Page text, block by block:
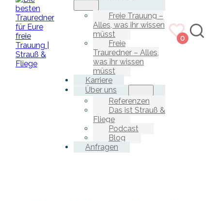
Freie Trauung –
Alles, was ihr wissen
müsst
Freie
Trauredner – Alles,
was ihr wissen
müsst
Karriere
Über uns
Referenzen
Das ist Strauß &
Fliege
Podcast
Blog
Anfragen
0